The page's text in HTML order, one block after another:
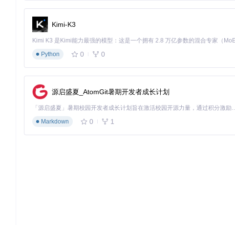
根据你的需求选择合适模式：
普通玩家选择"全局模式（1024）"
需要关闭时选择"禁用模式（0）"
点击"保存设置"按钮
第三步：验证设置生效
启动任意支持DLSS的游戏（如《赛博朋克2077》《控制》等）
进入游戏设置，确保已开启DLSS功能
Kimi-K3
Python
0 0
源启盛夏_AtomGit暑期开发者成长计划
「源启盛夏」暑期校园开发者成长计划旨在激活校园开源力量，通过积分激励、认证扶持、资源倾斜等形式，引导高校组织和开
Markdown
0 1